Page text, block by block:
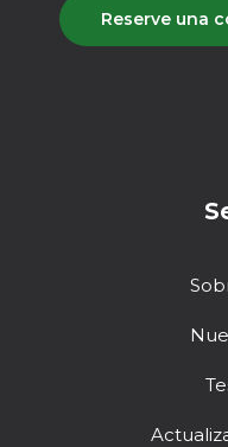
Reserve una